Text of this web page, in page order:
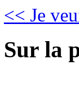
<< Je
Sur la